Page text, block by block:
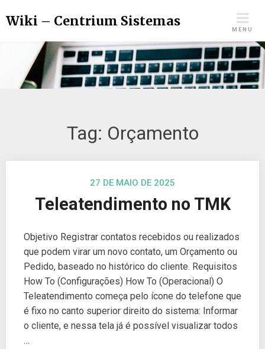
Wiki – Centrium Sistemas
MENU
Tag: Orçamento
27 DE MAIO DE 2025
Teleatendimento no TMK
Objetivo Registrar contatos recebidos ou realizados
que podem virar um novo contato, um Orçamento ou
Pedido, baseado no histórico do cliente. Requisitos
How To (Configurações) How To (Operacional) O
Teleatendimento começa pelo ícone do telefone que
é fixo no canto superior direito do sistema: Informar
o cliente, e nessa tela já é possível visualizar todos
…